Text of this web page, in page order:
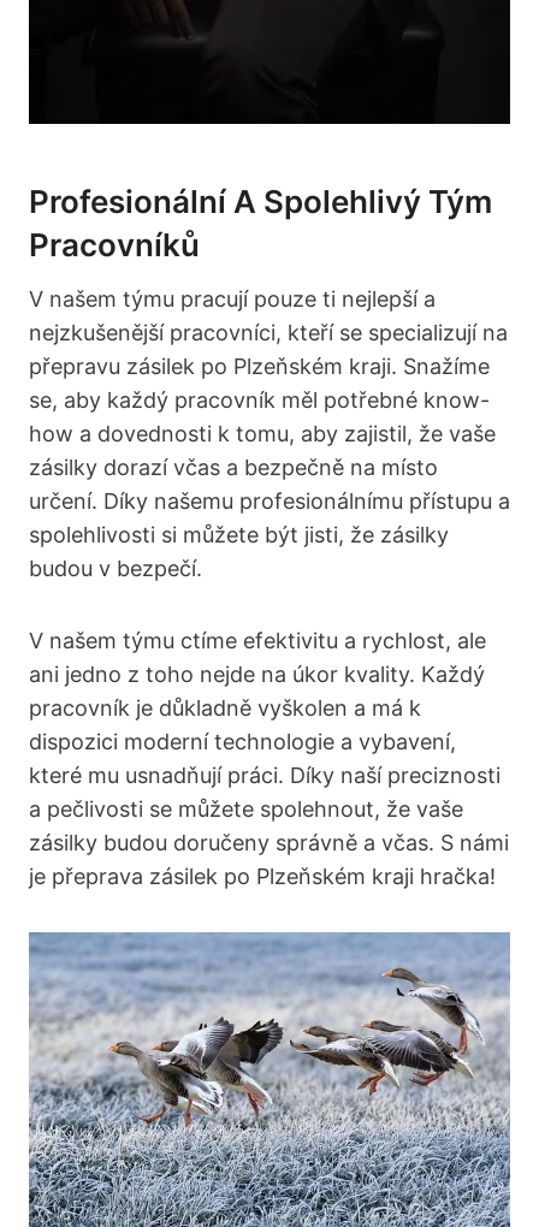
Profesionální A Spolehlivý Tým
Pracovníků
V našem týmu pracují pouze ti nejlepší a
nejzkušenější pracovníci, kteří se specializují na
přepravu zásilek po Plzeňském kraji. Snažíme
se, aby každý pracovník měl potřebné know-
how a dovednosti k tomu, aby zajistil, že vaše
zásilky dorazí včas a bezpečně na místo
určení. Díky našemu profesionálnímu přístupu a
spolehlivosti si můžete být jisti, že zásilky
budou v bezpečí.
V našem týmu ctíme efektivitu a rychlost, ale
ani jedno z toho nejde na úkor kvality. Každý
pracovník je důkladně vyškolen a má k
dispozici moderní technologie a vybavení,
které mu usnadňují práci. Díky naší preciznosti
a pečlivosti se můžete spolehnout, že vaše
zásilky budou doručeny správně a včas. S námi
je přeprava zásilek po Plzeňském kraji hračka!